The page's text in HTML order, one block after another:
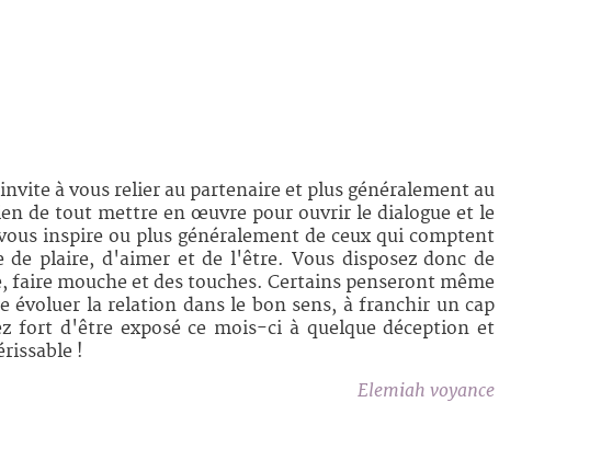
à vous relier au partenaire et plus généralement au
de tout mettre en œuvre pour ouvrir le dialogue et le
inspire ou plus généralement de ceux qui comptent
plaire, d'aimer et de l'être. Vous disposez donc de
mouche et des touches. Certains penseront même
la relation dans le bon sens, à franchir un cap
fort d'être exposé ce mois-ci à quelque déception et
!
Elemiah voyance